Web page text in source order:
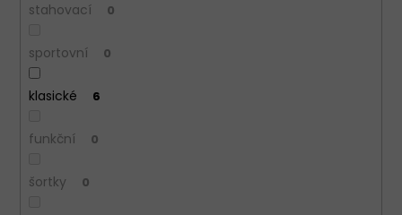
stahovací 0
sportovní 0
klasické 6
funkční 0
šortky 0